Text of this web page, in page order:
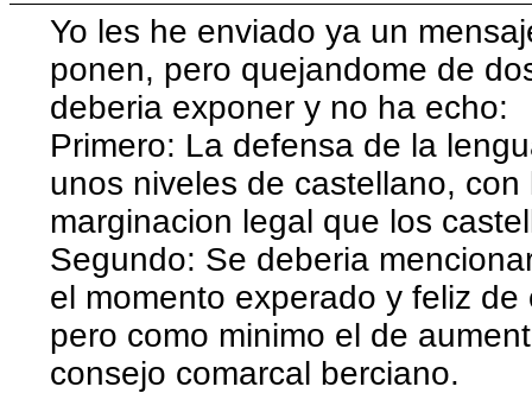
Yo les he enviado ya un
ponen, pero quejandome de
deberia exponer y no ha echo:
Primero: La defensa de la
unos niveles de castellano,
marginacion legal que los
Segundo: Se deberia
el momento experado y feliz
pero como minimo el de
consejo comarcal berciano.